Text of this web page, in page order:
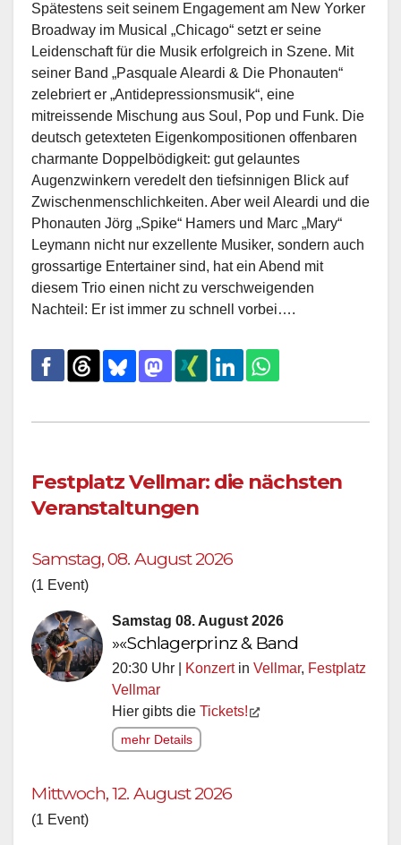
Spätestens seit seinem Engagement am New Yorker
Broadway im Musical „Chicago“ setzt er seine
Leidenschaft für die Musik erfolgreich in Szene. Mit
seiner Band „Pasquale Aleardi & Die Phonauten“
zelebriert er „Antidepressionsmusik“, eine
mitreissende Mischung aus Soul, Pop und Funk. Die
deutsch getexteten Eigenkompositionen offenbaren
charmante Doppelbödigkeit: gut gelauntes
Augenzwinkern veredelt den tiefsinnigen Blick auf
Zwischenmenschlichkeiten. Aber weil Aleardi und die
Phonauten Jörg „Spike“ Hamers und Marc „Mary“
Leymann nicht nur exzellente Musiker, sondern auch
grossartige Entertainer sind, hat ein Abend mit
diesem Trio einen nicht zu verschweigenden
Nachteil: Er ist immer zu schnell vorbei….
Festplatz Vellmar: die nächsten
Veranstaltungen
Samstag, 08. August 2026
(1 Event)
Samstag 08. August 2026
»«Schlagerprinz & Band
20:30 Uhr | Konzertin Vellmar, Festplatz
Vellmar
Hier gibts die Tickets!
mehr Details
Mittwoch, 12. August 2026
(1 Event)